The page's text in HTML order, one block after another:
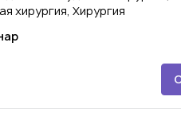
хирургия, Хирургия